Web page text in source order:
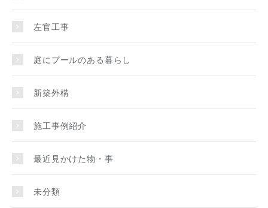
左官工事
庭にプールのある暮らし
新築外構
施工事例紹介
最近見かけた物・事
未分類